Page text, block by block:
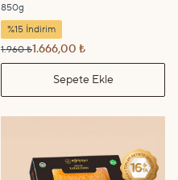
850g
%15 İndirim
1.960 ₺1.666,00 ₺
Sepete Ekle